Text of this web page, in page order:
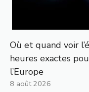
Où et quand voir
heures exactes
l’Europe
8 août 2026